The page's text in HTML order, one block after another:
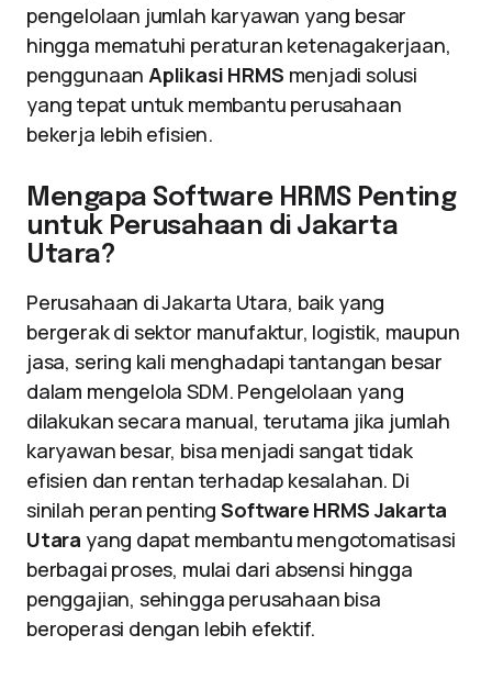
pengelolaan jumlah karyawan yang besar
hingga mematuhi peraturan ketenagakerjaan,
penggunaanAplikasi HRMS menjadi solusi
yang tepat untuk membantu perusahaan
bekerja lebih efisien.
Mengapa Software HRMS Penting
untuk Perusahaan di Jakarta
Utara?
Perusahaan di Jakarta Utara, baik yang
bergerak di sektor manufaktur, logistik, maupun
jasa, sering kali menghadapi tantangan besar
dalam mengelola SDM. Pengelolaan yang
dilakukan secara manual, terutama jika jumlah
karyawan besar, bisa menjadi sangat tidak
efisien dan rentan terhadap kesalahan. Di
sinilah peran pentingSoftware HRMS Jakarta
Utara yang dapat membantu mengotomatisasi
berbagai proses, mulai dari absensi hingga
penggajian, sehingga perusahaan bisa
beroperasi dengan lebih efektif.